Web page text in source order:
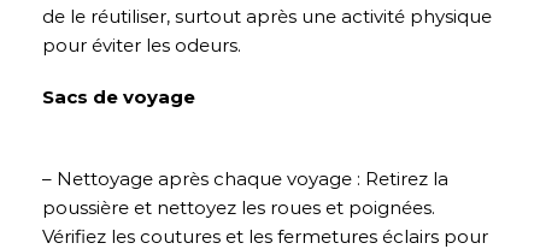
de le réutiliser, surtout après une activité physique
pour éviter les odeurs.
Sacs de voyage
– Nettoyage après chaque voyage : Retirez la
poussière et nettoyez les roues et poignées.
Vérifiez les coutures et les fermetures éclairs pour